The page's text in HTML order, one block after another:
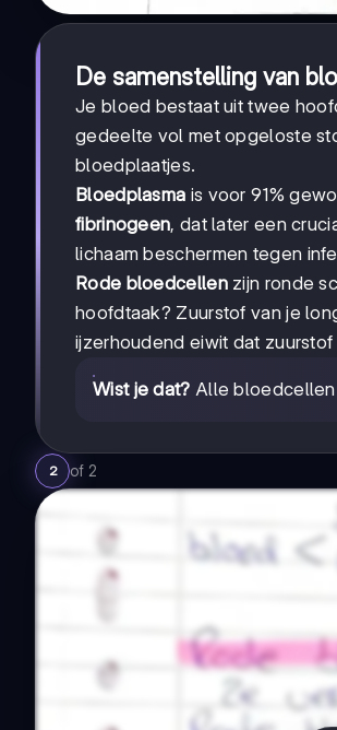
De samenstelling van
Je bloed bestaat uit twee
gedeelte vol met opgeloste
bloedplaatjes.
Bloedplasma is voor 91%
fibrinogeen, dat later een
lichaam beschermen tegen
Rode bloedcellenzijn ronde
hoofdtaak? Zuurstof van je
ijzerhoudend eiwit dat
Wist je dat? Alle bloedcellen
2 of 2